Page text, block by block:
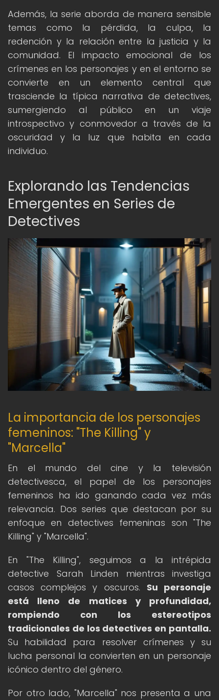
Además, la serie aborda de manera sensible
temas como la pérdida, la culpa, la
redención y la relación entre la justicia y la
comunidad. El impacto emocional de los
crímenes en los personajes y en el entorno se
convierte en un elemento central que
trasciende la típica narrativa de detectives,
sumergiendo al público en un viaje
introspectivo y conmovedor a través de la
oscuridad y la luz que habita en cada
individuo.
Explorando las Tendencias
Emergentes en Series de
Detectives
La importancia de los personajes
femeninos: "The Killing" y
"Marcella"
En el mundo del cine y la televisión
detectivesca, el papel de los personajes
femeninos ha ido ganando cada vez más
relevancia. Dos series que destacan por su
enfoque en detectives femeninas son "The
Killing" y "Marcella".
En "The Killing", seguimos a la intrépida
detective Sarah Linden mientras investiga
casos complejos y oscuros. Su personaje
está lleno de matices y profundidad,
rompiendo con los estereotipos
tradicionales de los detectives en pantalla.
Su habilidad para resolver crímenes y su
lucha personal la convierten en un personaje
icónico dentro del género.
Por otro lado, "Marcella" nos presenta a una